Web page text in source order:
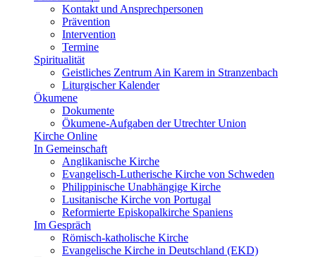
Kontakt und Ansprechpersonen
Prävention
Intervention
Termine
Spiritualität
Geistliches Zentrum Ain Karem in Stranzenbach
Liturgischer Kalender
Ökumene
Dokumente
Ökumene-Aufgaben der Utrechter Union
Kirche Online
In Gemeinschaft
Anglikanische Kirche
Evangelisch-Lutherische Kirche von Schweden
Philippinische Unabhängige Kirche
Lusitanische Kirche von Portugal
Reformierte Episkopalkirche Spaniens
Im Gespräch
Römisch-katholische Kirche
Evangelische Kirche in Deutschland (EKD)